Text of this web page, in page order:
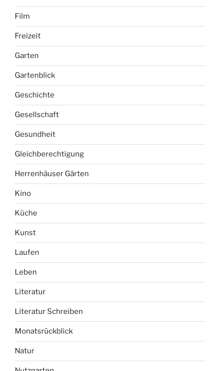
Freizeit
Garten
Gartenblick
Geschichte
Gesellschaft
Gesundheit
Gleichberechtigung
Herrenhäuser Gärten
Kino
Küche
Kunst
Laufen
Leben
Literatur
Literatur Schreiben
Monatsrückblick
Natur
Nutzgarten
Offene Pforte